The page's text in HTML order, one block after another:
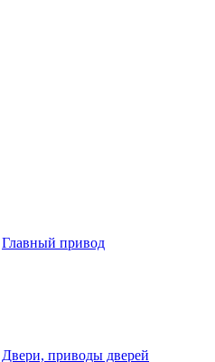
Главный привод
Двери, приводы дверей